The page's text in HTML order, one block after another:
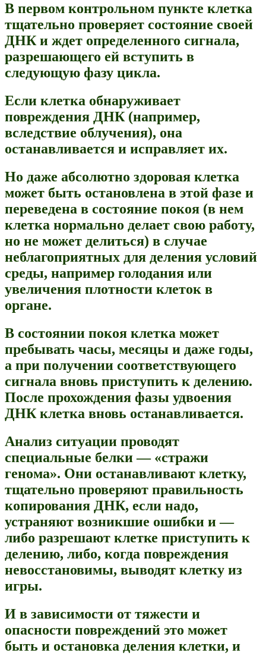
В первом контрольном пункте клетка
тщательно проверяет состояние своей
ДНК и ждет определенного сигнала,
разрешающего ей вступить в
следующую фазу цикла.
Если клетка обнаруживает
повреждения ДНК (например,
вследствие облучения), она
останавливается и исправляет их.
Но даже абсолютно здоровая клетка
может быть остановлена в этой фазе и
переведена в состояние покоя (в нем
клетка нормально делает свою работу,
но не может делиться) в случае
неблагоприятных для деления условий
среды, например голодания или
увеличения плотности клеток в
органе.
В состоянии покоя клетка может
пребывать часы, месяцы и даже годы,
а при получении соответствующего
сигнала вновь приступить к делению.
После прохождения фазы удвоения
ДНК клетка вновь останавливается.
Анализ ситуации проводят
специальные белки — «стражи
генома». Они останавливают клетку,
тщательно проверяют правильность
копирования ДНК, если надо,
устраняют возникшие ошибки и —
либо разрешают клетке приступить к
делению, либо, когда повреждения
невосстановимы, выводят клетку из
игры.
И в зависимости от тяжести и
опасности повреждений это может
быть и остановка деления клетки, и